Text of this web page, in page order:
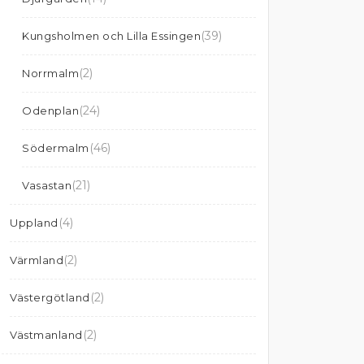
Kungsholmen och Lilla Essingen(39)
Norrmalm(2)
Odenplan(24)
Södermalm (46)
Vasastan(21)
Uppland (4)
Värmland(2)
Västergötland (2)
Västmanland (2)